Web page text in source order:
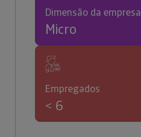
Dimensão da empresa
Micro
Empregados
< 6